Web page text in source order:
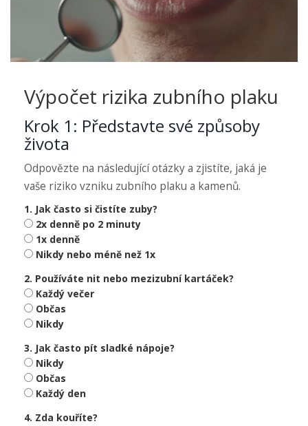
Výpočet rizika zubního plaku
Krok 1: Představte své způsoby
života
Odpovězte na následující otázky a zjistíte, jaká je
vaše riziko vzniku zubního plaku a kamenů.
1. Jak často si čistíte zuby?
2x denně po 2 minuty
1x denně
Nikdy nebo méně než 1x
2. Používáte nit nebo mezizubní kartáček?
Každý večer
Občas
Nikdy
3. Jak často pít sladké nápoje?
Nikdy
Občas
Každý den
4. Zda kouříte?